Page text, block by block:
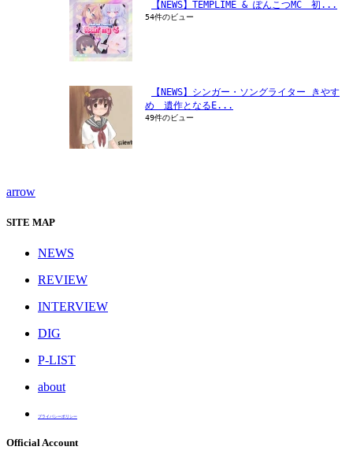
【NEWS】TEMPLIME & ぽんこつMC　初...
54件のビュー
【NEWS】シンガー・ソングライター きやす
め　遺作となるE...
49件のビュー
arrow
SITE MAP
NEWS
REVIEW
INTERVIEW
DIG
P-LIST
about
プライバシーポリシー
Official Account